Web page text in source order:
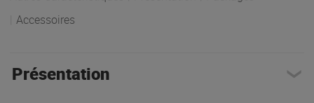
Accessoires
Présentation